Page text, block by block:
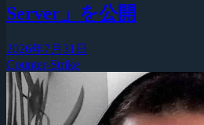
Server」を公開
2026年7月31日
Counter-Strike